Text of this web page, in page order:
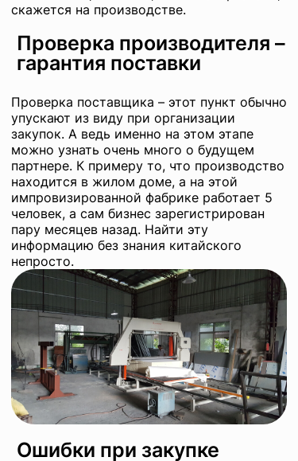
скажется на производстве.
Проверка производителя –
гарантия поставки
Проверка поставщика – этот пункт обычно
упускают из виду при организации
закупок. А ведь именно на этом этапе
можно узнать очень много о будущем
партнере. К примеру то, что производство
находится в жилом доме, а на этой
импровизированной фабрике работает 5
человек, а сам бизнес зарегистрирован
пару месяцев назад. Найти эту
информацию без знания китайского
непросто.
Ошибки при закупке